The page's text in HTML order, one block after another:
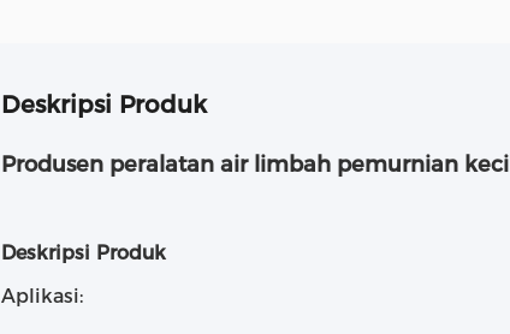
Deskripsi Produk
Produsen peralatan air limbah pemurnian kecil
Deskripsi Produk
Aplikasi: